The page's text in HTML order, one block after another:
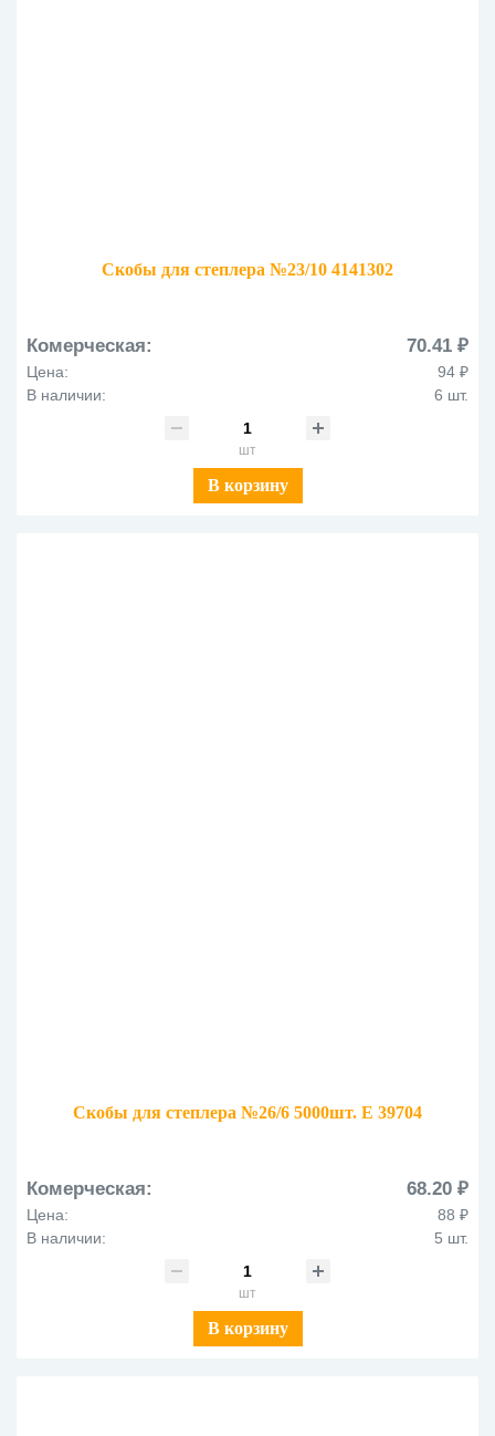
Скобы для степлера №23/10 4141302
Комерческая: 70.41 ₽
Цена:
94 ₽
В наличии:
6 шт.
шт
В корзину
Скобы для степлера №26/6 5000шт. E 39704
Комерческая: 68.20 ₽
Цена:
88 ₽
В наличии:
5 шт.
шт
В корзину